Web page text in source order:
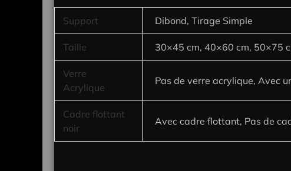
Support Dibond, Tirage Simple
Taille 30×45 cm, 40×60 cm, 50×75
Verre
Acrylique
Pas de verre acrylique, Avec
Cadre flottant
noir
Avec cadre flottant, Pas de